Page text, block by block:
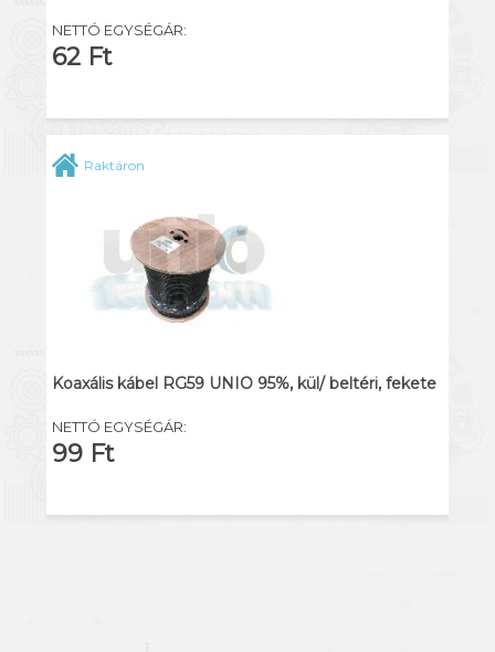
NETTÓ EGYSÉGÁR:
62 Ft
Raktáron
Koaxális kábel RG59 UNIO 95%, kül/ beltéri, fekete
NETTÓ EGYSÉGÁR:
99 Ft